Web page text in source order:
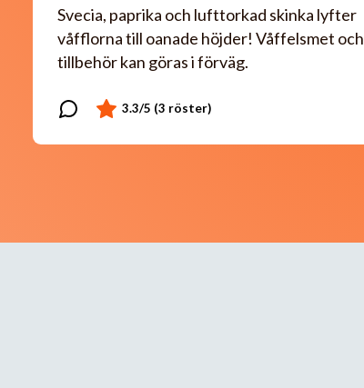
Svecia, paprika och lufttorkad skinka lyfter
våfflorna till oanade höjder! Våffelsmet och
tillbehör kan göras i förväg.